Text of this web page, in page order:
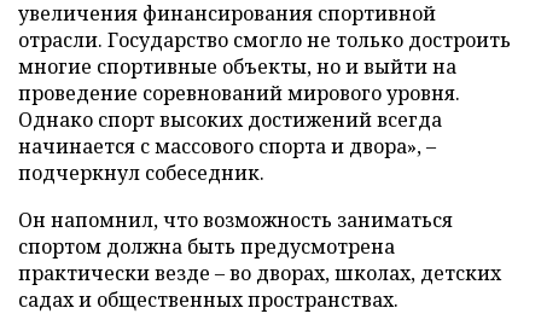
увеличения финансирования спортивной
отрасли. Государство смогло не только достроить
многие спортивные объекты, но и выйти на
проведение соревнований мирового уровня.
Однако спорт высоких достижений всегда
начинается с массового спорта и двора», –
подчеркнул собеседник.
Он напомнил, что возможность заниматься
спортом должна быть предусмотрена
практически везде – во дворах, школах, детских
садах и общественных пространствах.